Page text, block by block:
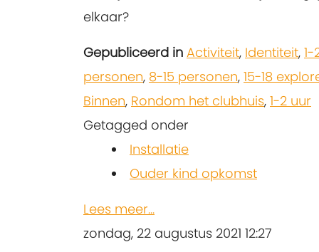
elkaar?
Gepubliceerd in Activiteit, Identiteit, 1-
personen, 8-15 personen, 15-18
Binnen, Rondom het clubhuis, 1-2 uur
Getagged onder
Installatie
Ouder kind opkomst
Lees meer...
zondag, 22 augustus 2021 12:27